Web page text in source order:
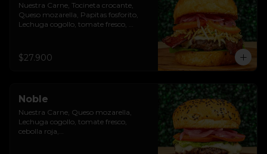
Nuestra Carne, Tocineta crocante,
Queso mozarella, Papitas fosforito,
Lechuga cogollo, tomate fresco,
$27.900
Noble
Nuestra Carne, Queso mozarella,
Lechuga cogollo, tomate fresco,
cebolla roja,